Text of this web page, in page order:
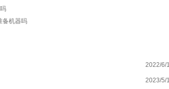
备机器吗
2022/6/
2023/5/